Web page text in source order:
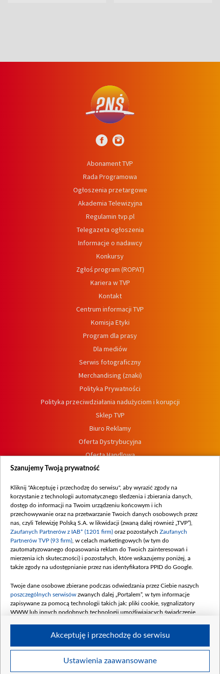
Abonament TVP
Rada Programowa
Ogłoszenia przetargowe
Akademia Telewizyjna
Regulamin tvp.pl
Telegazeta ogłoszenia
Informacje o nadawcy
Konkursy
Zgłoś program (ROPAT)
Kariera w TVP
Kontakt
Centrum informacji TVP
Komisja Etyki
Program dla prasy
Dla mediów
Serwis fotograficzny
Merchandising (znaki)
Polityka Prywatności
Polityka przeciwdziałania nadużyciom i korupcji
Sklep TVP
Biuro Reklamy
Oferta Dystrybucyjna
Oferta Handlowa
Dostępność
Procedura zgłoszeń wewnętrznych
Szanujemy Twoją prywatność
Kliknij "Akceptuję i przechodzę do serwisu", aby wyrazić zgody na
korzystanie z technologii automatycznego śledzenia i zbierania danych,
dostęp do informacji na Twoim urządzeniu końcowym i ich
przechowywanie oraz na przetwarzanie Twoich danych osobowych przez
nas, czyli Telewizję Polską S.A. w likwidacji (zwaną dalej również „TVP”),
Zaufanych Partnerów z IAB* (1201 firm) oraz pozostałych Zaufanych
Partnerów TVP (93 firm) , w celach marketingowych (w tym do
zautomatyzowanego dopasowania reklam do Twoich zainteresowań i
mierzenia ich skuteczności) i pozostałych, które wskazujemy poniżej, a
także zgody na udostępnianie przez nas identyfikatora PPID do Google.
Twoje dane osobowe zbierane podczas odwiedzania przez Ciebie naszych
poszczególnych serwisów zwanych dalej „Portalem”, w tym informacje
zapisywane za pomocą technologii takich jak: pliki cookie, sygnalizatory
WWW lub innych podobnych technologii umożliwiających świadczenie
Twoje dane osobowe zbierane podczas odwiedzania przez Ciebie
Ustawienia zaawansowane
Akceptuję i przechodzę do serwisu